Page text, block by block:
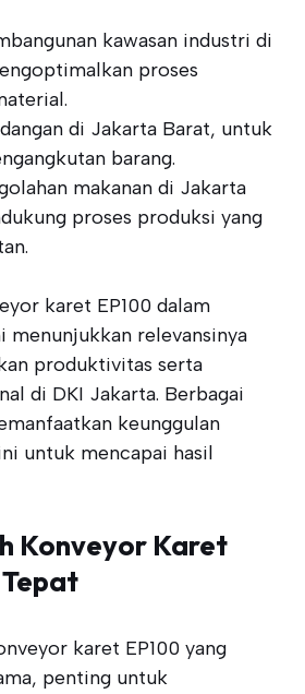
kawasan industri di
proses
di Jakarta Barat, untuk
barang.
makanan di Jakarta
proses produksi yang
karet EP100 dalam
relevansinya
produktivitas serta
di DKI Jakarta. Berbagai
keunggulan
untuk mencapai hasil
Konveyor Karet
karet EP100 yang
penting untuk